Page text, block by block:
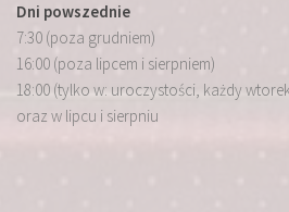
Dni powszednie
7:30 (poza grudniem)
16:00 (poza lipcem i sierpniem)
18:00 (tylko w: uroczystości, każdy
oraz w lipcu i sierpniu